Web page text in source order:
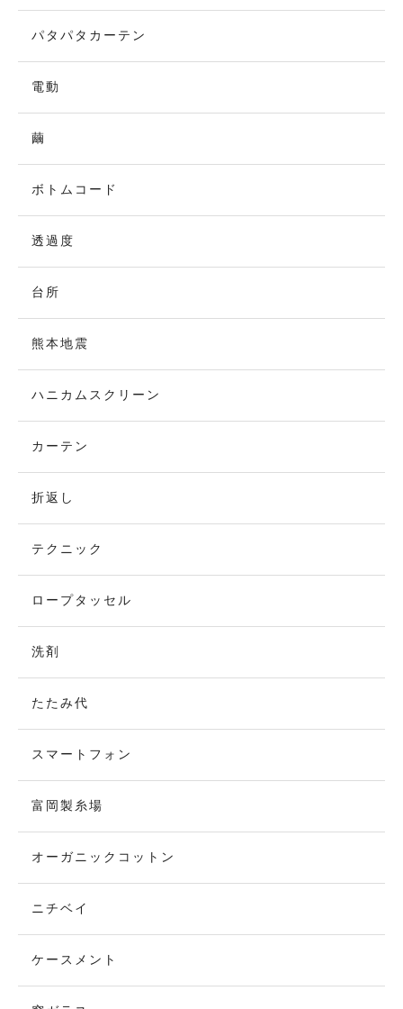
パタパタカーテン
電動
繭
ボトムコード
透過度
台所
熊本地震
ハニカムスクリーン
カーテン
折返し
テクニック
ロープタッセル
洗剤
たたみ代
スマートフォン
富岡製糸場
オーガニックコットン
ニチベイ
ケースメント